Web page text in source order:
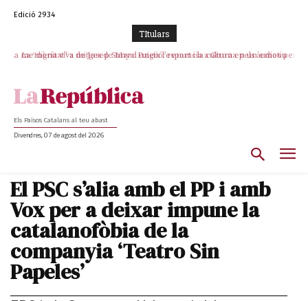
Edició 2934
TItulars
La memòria viva de Josep Sunyol uneix l’esport i la cultura en un emotiu
La “dignitat” a mitges de Marc Puigtió: renuncia a Girona pels àudios però
Els Països Catalans al teu abast
Divendres, 07 de agost del 2026
El PSC s’alia amb el PP i amb
Vox per a deixar impune la
catalanofòbia de la
companyia ‘Teatro Sin
Papeles’